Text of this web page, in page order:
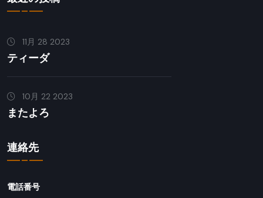
11月 28 2023
ティーダ
10月 22 2023
またよろ
連絡先
電話番号